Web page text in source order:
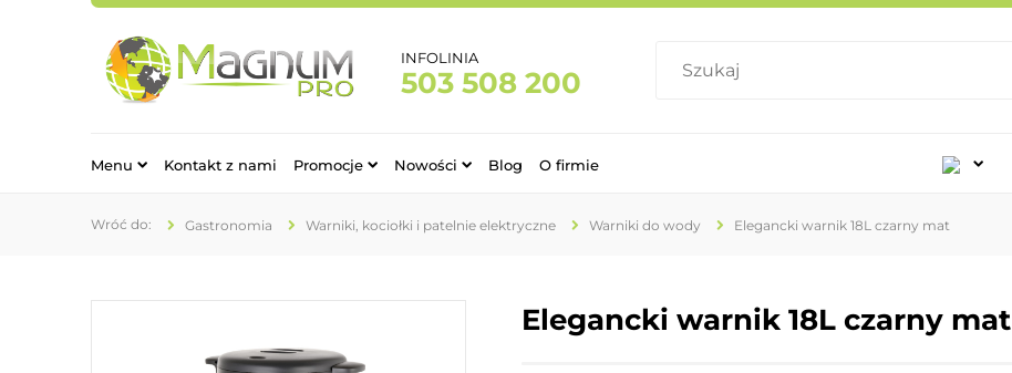
INFOLINIA
503 508 200
Menu Kontakt z nami Promocje Nowości Blog O firmie
Gastronomia Warniki, kociołki i patelnie elektryczne Warniki do wody Elegancki warnik 18L czarny mat
Elegancki warnik 18L czarny mat